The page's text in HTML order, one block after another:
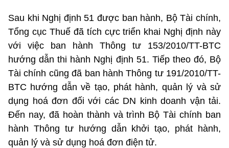
Sau khi Nghị định 51 được ban hành, Bộ Tài chính,
Tổng cục Thuế đã tích cực triển khai Nghị định này
với việc ban hành Thông tư 153/2010/TT-BTC
hướng dẫn thi hành Nghị định 51. Tiếp theo đó, Bộ
Tài chính cũng đã ban hành Thông tư 191/2010/TT-
BTC hướng dẫn về tạo, phát hành, quản lý và sử
dụng hoá đơn đối với các DN kinh doanh vận tải.
Đến nay, đã hoàn thành và trình Bộ Tài chính ban
hành Thông tư hướng dẫn khởi tạo, phát hành,
quản lý và sử dụng hoá đơn điện tử.